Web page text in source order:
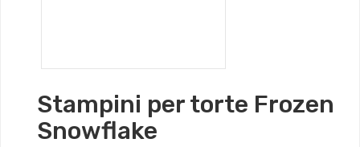
Stampini per torte Frozen
Snowflake